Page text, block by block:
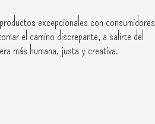
excepcionales con consumidores
el camino discrepante, a salirte del
más humana, justa y creativa.